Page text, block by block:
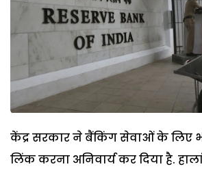
केंद्र सरकार ने बैंकिंग सेवाओं के लिए
लिंक करना अनिवार्य कर दिया है.